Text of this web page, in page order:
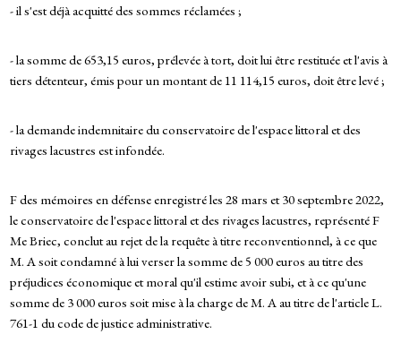
- il s'est déjà acquitté des sommes réclamées ;
- la somme de 653,15 euros, prélevée à tort, doit lui être restituée et l'avis à
tiers détenteur, émis pour un montant de 11 114,15 euros, doit être levé ;
- la demande indemnitaire du conservatoire de l'espace littoral et des
rivages lacustres est infondée.
F des mémoires en défense enregistré les 28 mars et 30 septembre 2022,
le conservatoire de l'espace littoral et des rivages lacustres, représenté F
Me Briec, conclut au rejet de la requête à titre reconventionnel, à ce que
M. A soit condamné à lui verser la somme de 5 000 euros au titre des
préjudices économique et moral qu'il estime avoir subi, et à ce qu'une
somme de 3 000 euros soit mise à la charge de M. A au titre de l'article L.
761-1 du code de justice administrative.